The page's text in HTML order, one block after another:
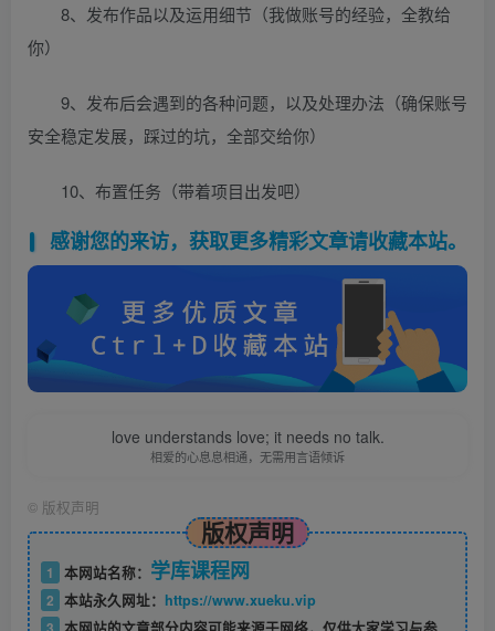
8、发布作品以及运用细节（我做账号的经验，全教给
你）
9、发布后会遇到的各种问题，以及处理办法（确保账号
安全稳定发展，踩过的坑，全部交给你）
10、布置任务（带着项目出发吧）
感谢您的来访，获取更多精彩文章请收藏本站。
love understands love; it needs no talk.
相爱的心息息相通，无需用言语倾诉
© 版权声明
版权声明
1 本网站名称： 学库课程网
2 本站永久网址： https://www.xueku.vip